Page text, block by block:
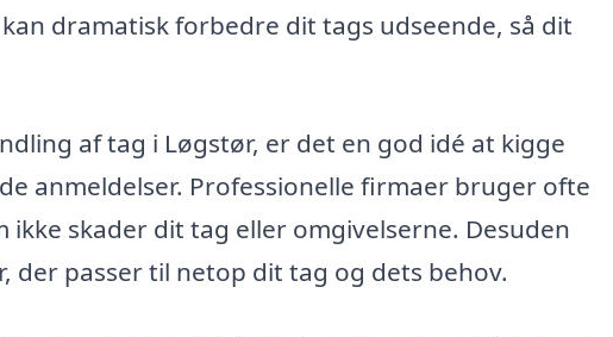
dramatisk forbedre dit tags udseende, så dit
af tag i Løgstør, er det en god idé at kigge
anmeldelser. Professionelle firmaer bruger ofte
skader dit tag eller omgivelserne. Desuden
passer til netop dit tag og dets behov.